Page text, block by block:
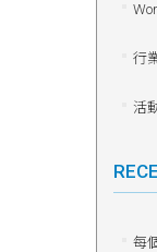
行
活
每